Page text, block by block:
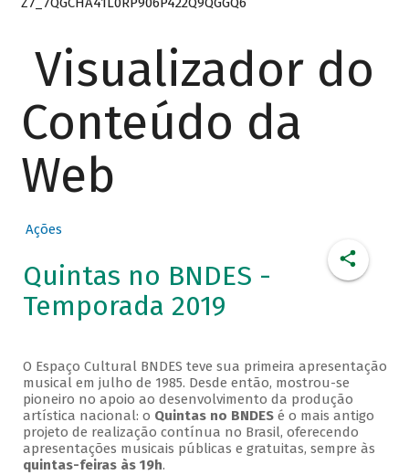
Visualizador do
Conteúdo da
Web
Ações
Quintas no BNDES -
Temporada 2019
O Espaço Cultural BNDES teve sua primeira apresentação
musical em julho de 1985. Desde então, mostrou-se
pioneiro no apoio ao desenvolvimento da produção
artística nacional: o Quintas no BNDESé o mais antigo
projeto de realização contínua no Brasil, oferecendo
apresentações musicais públicas e gratuitas, sempre às
quintas-feiras às 19h.